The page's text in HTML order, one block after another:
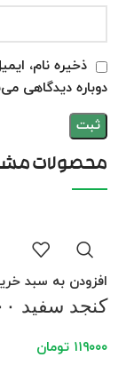
ذخیره نام،
دوباره دیدگاهی
محصولات
افزودن به سبد
کنجد سفید ۲۰۰ گرم
۱۱۹۰۰۰ تومان